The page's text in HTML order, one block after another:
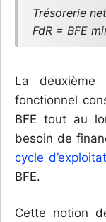
Trésorerie
FdR = BFE
La deuxième
fonctionnel
BFE tout au
besoin de
cycle
BFE.
Cette notion